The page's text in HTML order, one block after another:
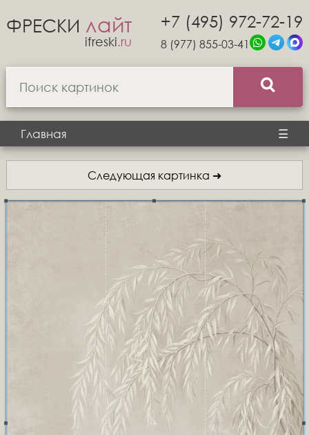
ФРЕСКИ лайт
ifreski.ru
+7 (495) 972-72-19
8 (977) 855-03-41
Главная ☰
Следующая картинка ➜